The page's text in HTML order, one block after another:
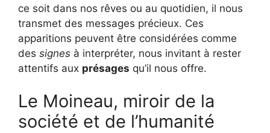
ce soit dans nos rêves ou au quotidien, il nous
transmet des messages précieux. Ces
apparitions peuvent être considérées comme
des signes à interpréter, nous invitant à rester
attentifs aux présages qu’il nous offre.
Le Moineau, miroir de la
société et de l’humanité